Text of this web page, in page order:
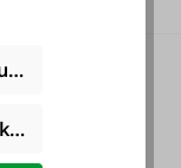
akzeptieren